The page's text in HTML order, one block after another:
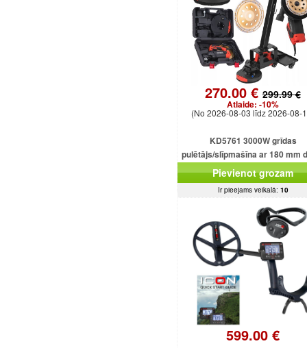
270.00 € 299.99 €
Atlaide: -10%
(No 2026-08-03 līdz 2026-08-
KD5761 3000W grīdas
pulētājs/slīpmašīna ar 180 mm
Pievienot grozam
Ir pieejams veikalā: 10
599.00 €